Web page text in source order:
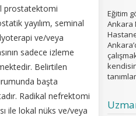
prostatektomi
yayılım, seminal
ve/veya
sadece izleme
Belirtilen
başta
Radikal nefrektomi
ile lokal nüks ve/veya
Eğitim
Ankara